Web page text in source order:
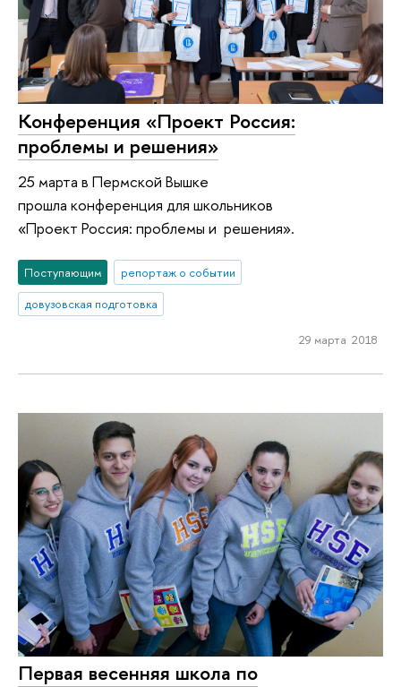
Конференция «Проект Россия:
проблемы и решения»
25 марта в Пермской Вышке
прошла конференция для школьников
«Проект Россия: проблемы и решения».
Поступающим
репортаж о событии
довузовская подготовка
29 марта 2018
Первая весенняя школа по